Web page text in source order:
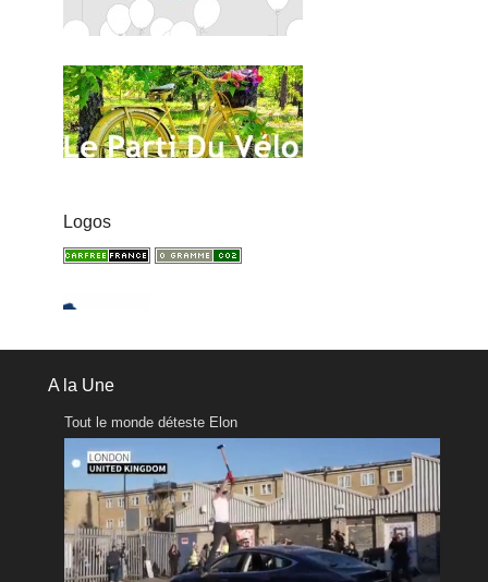
Logos
A la Une
Tout le monde déteste Elon